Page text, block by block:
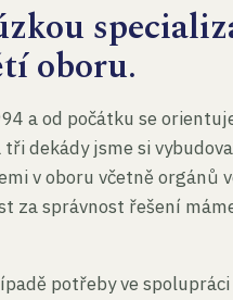
oboru.
a od počátku se
tři dekády jsme si
v oboru včetně orgánů
za správnost řešení
potřeby ve spolupráci